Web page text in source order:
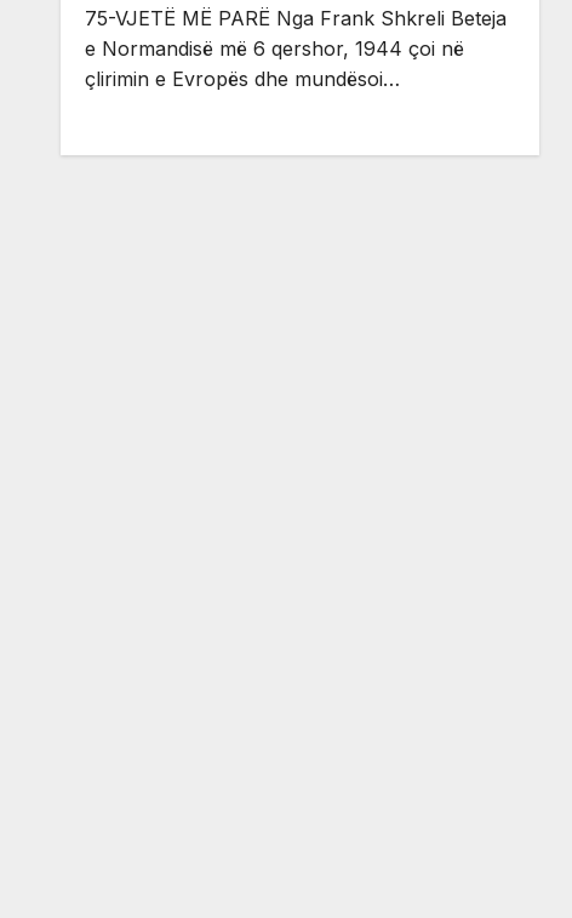
75-VJETË MË PARË Nga Frank Shkreli Beteja
e Normandisë më 6 qershor, 1944 çoi në
çlirimin e Evropës dhe mundësoi…